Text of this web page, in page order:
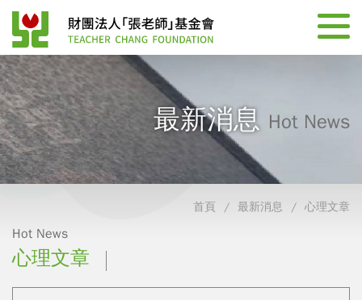
最新消息 Hot News
首頁 最新消息 心理文章
Hot News
心理文章